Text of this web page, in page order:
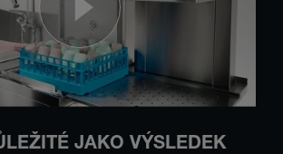
JAKO VÝSLEDEK